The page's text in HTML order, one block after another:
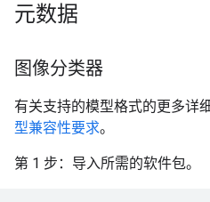
元数据
图像分类器
有关支持的模型格式的更多详
型兼容性要求。
第 1 步：导入所需的软件包。